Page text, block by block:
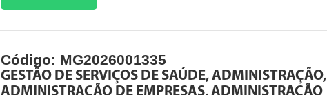
Código: MG2026001335
GESTÃO DE SERVIÇOS DE SAÚDE, ADMINISTRAÇÃO,
ADMINISTRAÇÃO DE EMPRESAS, ADMINISTRAÇÃO